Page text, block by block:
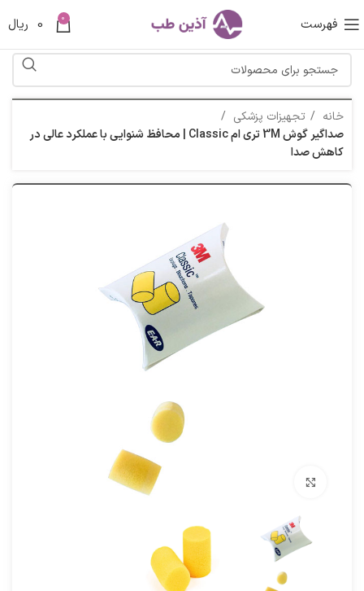
فهرست 0
0 ریال
خانه
تجهیزات پزشکی
صداگیر گوش 3M تری ام Classic | محافظ شنوایی با عملکرد عالی در
کاهش صدا